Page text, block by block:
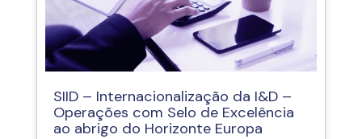
SIID – Internacionalização da I&D –
Operações com Selo de Excelência
ao abrigo do Horizonte Europa